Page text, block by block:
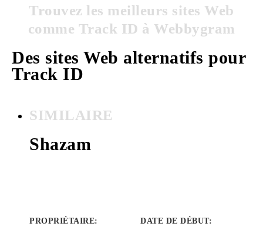
Trouvez les meilleurs sites Web
comme Track ID à Webbygram
Des sites Web alternatifs pour
Track ID
SIMILAIRE
Shazam
PROPRIÉTAIRE: DATE DE DÉBUT: